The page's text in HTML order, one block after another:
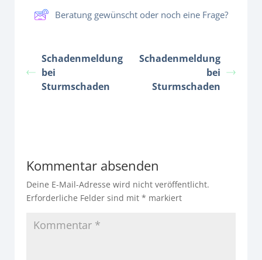
Beratung gewünscht oder noch eine Frage?
Schadenmeldung
bei
Sturmschaden
Schadenmeldung
bei
Sturmschaden
Kommentar absenden
Deine E-Mail-Adresse wird nicht veröffentlicht.
Erforderliche Felder sind mit * markiert